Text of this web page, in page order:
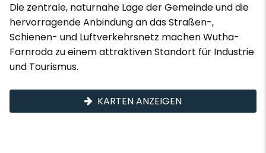
Die zentrale, naturnahe Lage der Gemeinde und die
hervorragende Anbindung an das Straßen-,
Schienen- und Luftverkehrsnetz machen Wutha-
Farnroda zu einem attraktiven Standort für Industrie
und Tourismus.
KARTEN ANZEIGEN